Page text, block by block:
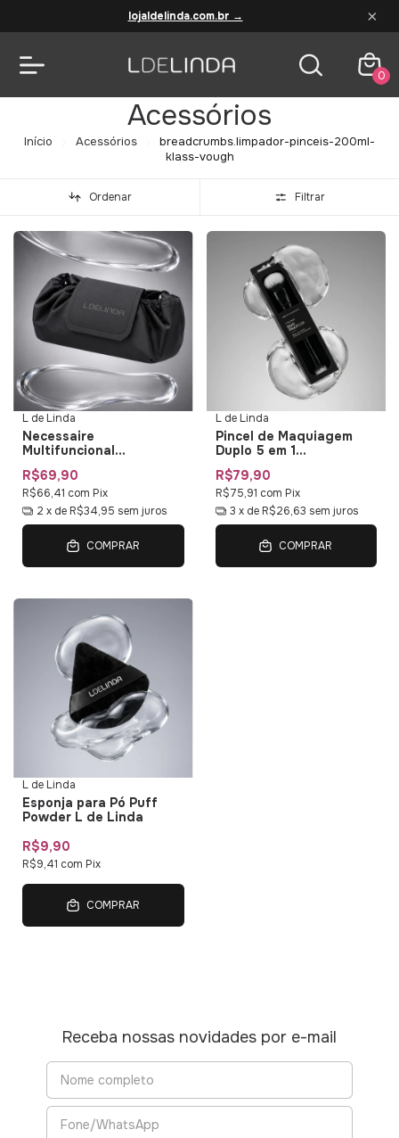
lojaldelinda.com.br → ×
0
Acessórios
Início Acessórios
breadcrumbs.limpador-pinceis-200ml-
klass-vough
Ordenar Filtrar
L de Linda
Necessaire
Multifuncional
Impermeável L de Linda
— Bolsa de Maquiagem
com Organizadores
R$69,90
R$66,41 com Pix
2 x de R$34,95 sem juros
COMPRAR
L de Linda
Pincel de Maquiagem
Duplo 5 em 1
Multifuncional Duo Multi
01 L de Linda
R$79,90
R$75,91 com Pix
3 x de R$26,63 sem juros
COMPRAR
L de Linda
Esponja para Pó Puff
Powder L de Linda
R$9,90
R$9,41 com Pix
COMPRAR
Receba nossas novidades por e-mail